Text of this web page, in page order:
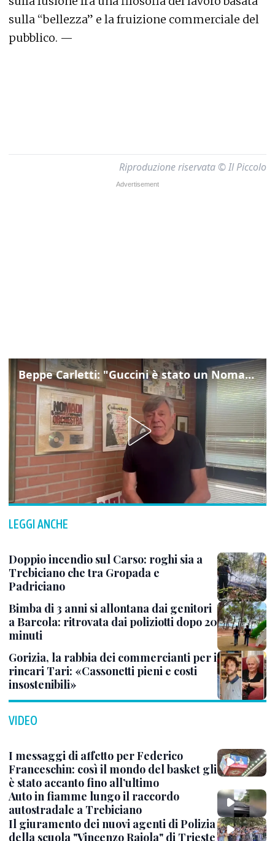
sulla “bellezza” e la fruizione commerciale del
pubblico. —
Riproduzione riservata © Il Piccolo
Beppe Carletti: "Guccini è stato un Nomade"
LEGGI ANCHE
Doppio incendio sul Carso: roghi sia a
Trebiciano che tra Gropada e
Padriciano
Bimba di 3 anni si allontana dai genitori
a Barcola: ritrovata dai poliziotti dopo 20
minuti
Gorizia, la rabbia dei commercianti per i
rincari Tari: «Cassonetti pieni e costi
insostenibili»
VIDEO
I messaggi di affetto per Federico
Franceschin: così il mondo del basket gli
è stato accanto fino all’ultimo
Auto in fiamme lungo il raccordo
autostradale a Trebiciano
Il giuramento dei nuovi agenti di Polizia
della scuola "Vincenzo Raiola" di Trieste